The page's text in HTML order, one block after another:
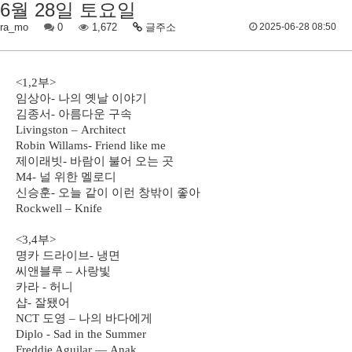
6월 28일 토요일
ra_mo 0 1,672 글주소 2025-06-28 08:50
<1,2부>
임상아- 나의 옛날 이야기
김종서- 아름다운 구속
Livingston – Architect
Robin Willams- Friend like me
제이래빗- 바람이 불어 오는 곳
M4- 널 위한 멜로디
신승훈- 오늘 같이 이런 창밖이 좋아
Rockwell – Knife
<3,4부>
명카 드라이브- 냉면
씨앤블루 – 사랑빛
카라 - 허니
샵- 잘됐어
NCT 도영 – 나의 바다에게
Diplo - Sad in the Summer